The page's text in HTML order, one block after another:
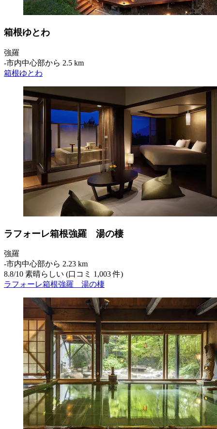
箱根ゆとわ
強羅
‐市内中心部から 2.5 km
箱根ゆとわ
ラフォーレ箱根強羅 湯の棲
強羅
‐市内中心部から 2.23 km
8.8/10 素晴らしい (口コミ 1,003 件)
ラフォーレ箱根強羅 湯の棲